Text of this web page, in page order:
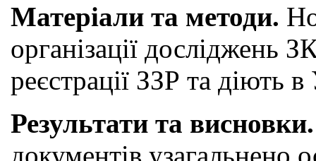
Матеріали та методи.
організації
реєстрації ЗЗР та діють
Результати та висновки.
документів узагальнено